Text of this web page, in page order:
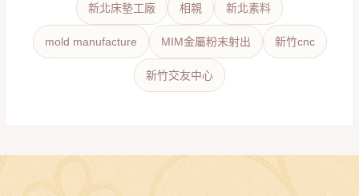
新北床墊工廠 相親 新北素料
mold manufacture MIM金屬粉末射出 新竹cnc
新竹交友中心